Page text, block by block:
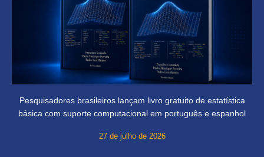
Pesquisadores brasileiros lançam livro gratuito de estatística
básica com suporte computacional em português e espanhol
27 de julho de 2026